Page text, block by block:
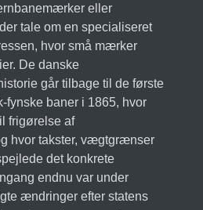
eller
tale om en specialiseret
hvor små mærker
De danske
går tilbage til de første
fynske baner i 1865, hvor
frigørelse af
hvor takster, vægtgrænser
det konkrete
endnu var under
ændringer efter statens